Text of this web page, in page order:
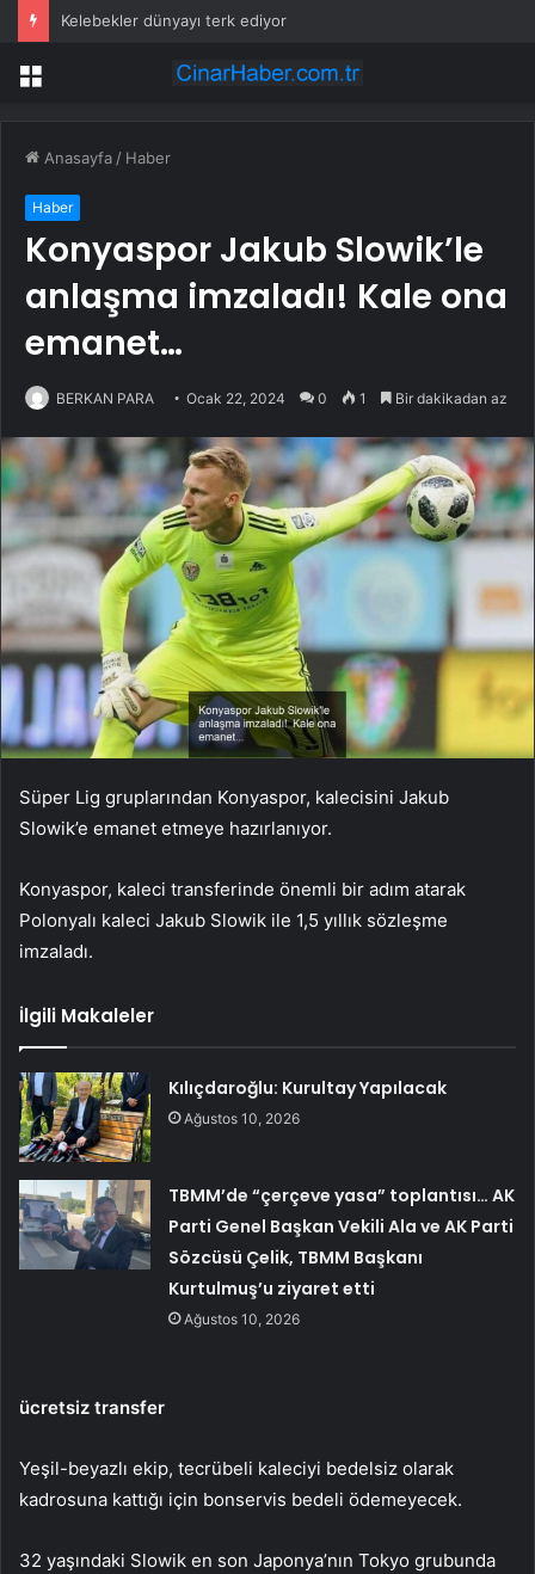
Kelebekler dünyayı terk ediyor
Menü
Anasayfa / Haber
Haber
Konyaspor Jakub Slowik’le
anlaşma imzaladı! Kale ona
emanet…
BERKAN PARA Ocak 22, 2024 0 1 Bir dakikadan az
Süper Lig gruplarından Konyaspor, kalecisini Jakub
Slowik’e emanet etmeye hazırlanıyor.
Konyaspor, kaleci transferinde önemli bir adım atarak
Polonyalı kaleci Jakub Slowik ile 1,5 yıllık sözleşme
imzaladı.
İlgili Makaleler
Kılıçdaroğlu: Kurultay Yapılacak
Ağustos 10, 2026
TBMM’de “çerçeve yasa” toplantısı… AK
Parti Genel Başkan Vekili Ala ve AK Parti
Sözcüsü Çelik, TBMM Başkanı
Kurtulmuş’u ziyaret etti
Ağustos 10, 2026
ücretsiz transfer
Yeşil-beyazlı ekip, tecrübeli kaleciyi bedelsiz olarak
kadrosuna kattığı için bonservis bedeli ödemeyecek.
32 yaşındaki Slowik en son Japonya’nın Tokyo grubunda